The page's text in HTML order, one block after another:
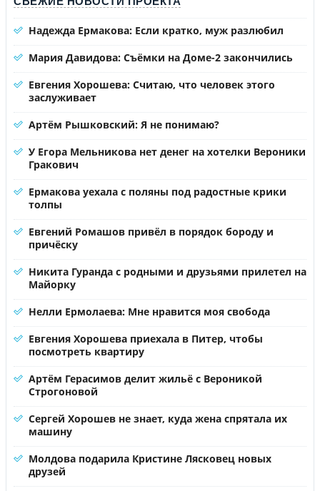
Надежда Ермакова: Если кратко, муж разлюбил
Мария Давидова: Съёмки на Доме-2 закончились
Евгения Хорошева: Считаю, что человек этого
заслуживает
Артём Рышковский: Я не понимаю?
У Егора Мельникова нет денег на хотелки Вероники
Гракович
Ермакова уехала с поляны под радостные крики
толпы
Евгений Ромашов привёл в порядок бороду и
причёску
Никита Гуранда с родными и друзьями прилетел на
Майорку
Нелли Ермолаева: Мне нравится моя свобода
Евгения Хорошева приехала в Питер, чтобы
посмотреть квартиру
Артём Герасимов делит жильё с Вероникой
Строгоновой
Сергей Хорошев не знает, куда жена спрятала их
машину
Молдова подарила Кристине Лясковец новых
друзей